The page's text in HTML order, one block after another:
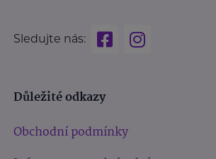
Sledujte nás:
Důležité odkazy
Obchodní podmínky